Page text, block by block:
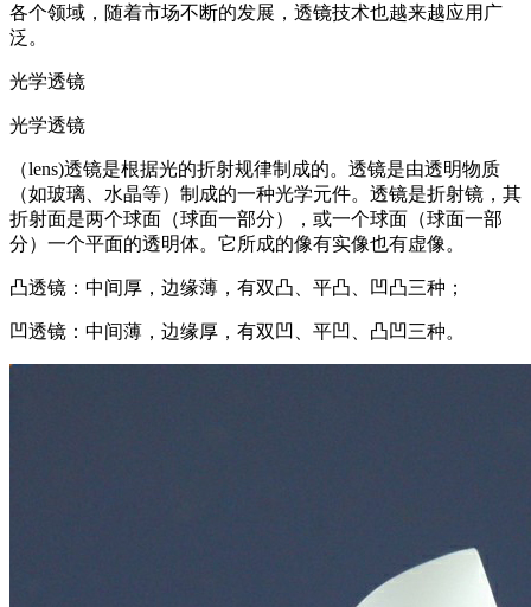
各个领域，随着市场不断的发展，透镜技术也越来越应用广
泛。
光学透镜
光学透镜
（lens)透镜是根据光的折射规律制成的。透镜是由透明物质
（如玻璃、水晶等）制成的一种光学元件。透镜是折射镜，其
折射面是两个球面（球面一部分），或一个球面（球面一部
分）一个平面的透明体。它所成的像有实像也有虚像。
凸透镜：中间厚，边缘薄，有双凸、平凸、凹凸三种；
凹透镜：中间薄，边缘厚，有双凹、平凹、凸凹三种。